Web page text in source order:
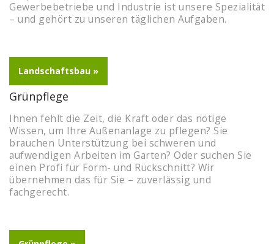
Gewerbebetriebe und Industrie ist unsere Spezialität
– und gehört zu unseren täglichen Aufgaben.
Landschaftsbau »
Grünpflege
Ihnen fehlt die Zeit, die Kraft oder das nötige
Wissen, um Ihre Außenanlage zu pflegen? Sie
brauchen Unterstützung bei schweren und
aufwendigen Arbeiten im Garten? Oder suchen Sie
einen Profi für Form- und Rückschnitt? Wir
übernehmen das für Sie – zuverlässig und
fachgerecht.